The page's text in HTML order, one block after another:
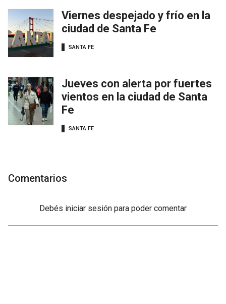
Viernes despejado y frío en la
ciudad de Santa Fe
SANTA FE
Jueves con alerta por fuertes
vientos en la ciudad de Santa
Fe
SANTA FE
Comentarios
Debés iniciar sesión para poder comentar